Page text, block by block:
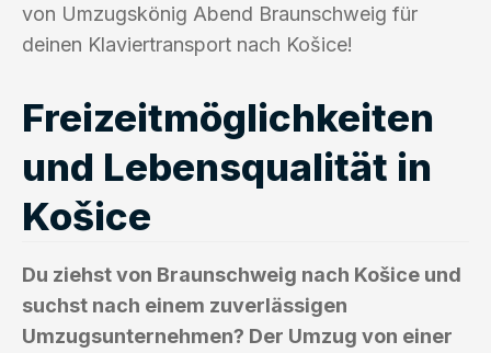
von Umzugskönig Abend Braunschweig für
deinen Klaviertransport nach Košice!
Freizeitmöglichkeiten
und Lebensqualität in
Košice
Du ziehst von Braunschweig nach Košice und
suchst nach einem zuverlässigen
Umzugsunternehmen? Der Umzug von einer